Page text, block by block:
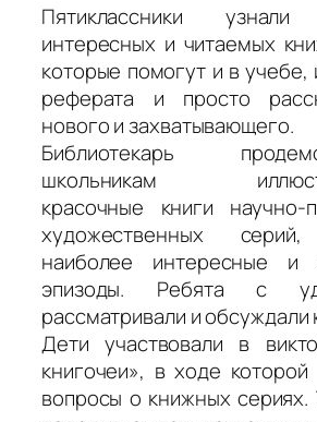
Пятиклассники
интересных и читаемых
которые помогут и в учебе,
реферата и просто
нового и захватывающего.
Библиотекарь
школьникам
красочные книги научно-
художественных серий,
наиболее интересные и
эпизоды. Ребята с
рассматривали и обсуждали
Дети участвовали в
книгочеи», в ходе
вопросы о книжных сериях.